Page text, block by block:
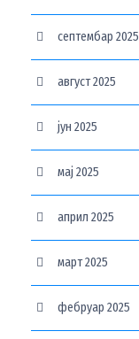
септембар 2025
август 2025
јун 2025
мај 2025
април 2025
март 2025
фебруар 2025